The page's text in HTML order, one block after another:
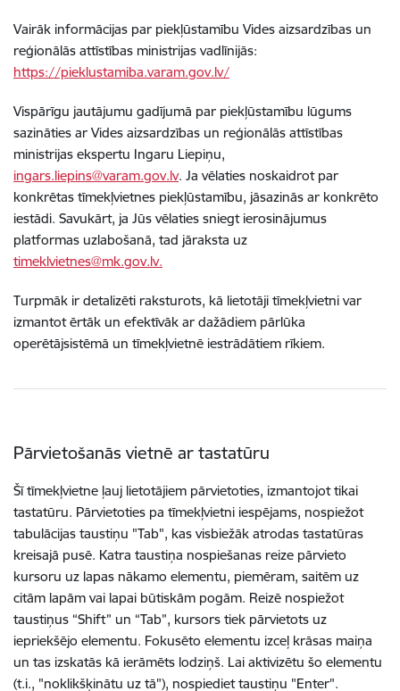
Vairāk informācijas par piekļūstamību Vides aizsardzības un
reģionālās attīstības ministrijas vadlīnijās:
https://pieklustamiba.varam.gov.lv/
Vispārīgu jautājumu gadījumā par piekļūstamību lūgums
sazināties ar Vides aizsardzības un reģionālās attīstības
ministrijas ekspertu Ingaru Liepiņu,
ingars.liepins@varam.gov.lv. Ja vēlaties noskaidrot par
konkrētas tīmekļvietnes piekļūstamību, jāsazinās ar konkrēto
iestādi. Savukārt, ja Jūs vēlaties sniegt ierosinājumus
platformas uzlabošanā, tad jāraksta uz
timeklvietnes@mk.gov.lv.
Turpmāk ir detalizēti raksturots, kā lietotāji tīmekļvietni var
izmantot ērtāk un efektīvāk ar dažādiem pārlūka
operētājsistēmā un tīmekļvietnē iestrādātiem rīkiem.
Pārvietošanās vietnē ar tastatūru
Šī tīmekļvietne ļauj lietotājiem pārvietoties, izmantojot tikai
tastatūru. Pārvietoties pa tīmekļvietni iespējams, nospiežot
tabulācijas taustiņu "Tab", kas visbiežāk atrodas tastatūras
kreisajā pusē. Katra taustiņa nospiešanas reize pārvieto
kursoru uz lapas nākamo elementu, piemēram, saitēm uz
citām lapām vai lapai būtiskām pogām. Reizē nospiežot
taustiņus “Shift” un “Tab”, kursors tiek pārvietots uz
iepriekšējo elementu. Fokusēto elementu izceļ krāsas maiņa
un tas izskatās kā ierāmēts lodziņš. Lai aktivizētu šo elementu
(t.i., "noklikšķinātu uz tā"), nospiediet taustiņu "Enter".